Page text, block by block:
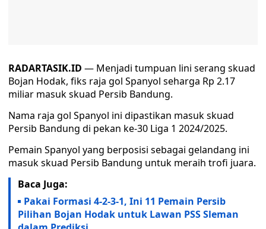
RADARTASIK.ID — Menjadi tumpuan lini serang skuad
Bojan Hodak, fiks raja gol Spanyol seharga Rp 2.17
miliar masuk skuad Persib Bandung.
Nama raja gol Spanyol ini dipastikan masuk skuad
Persib Bandung di pekan ke-30 Liga 1 2024/2025.
Pemain Spanyol yang berposisi sebagai gelandang ini
masuk skuad Persib Bandung untuk meraih trofi juara.
Baca Juga:
Pakai Formasi 4-2-3-1, Ini 11 Pemain Persib
Pilihan Bojan Hodak untuk Lawan PSS Sleman